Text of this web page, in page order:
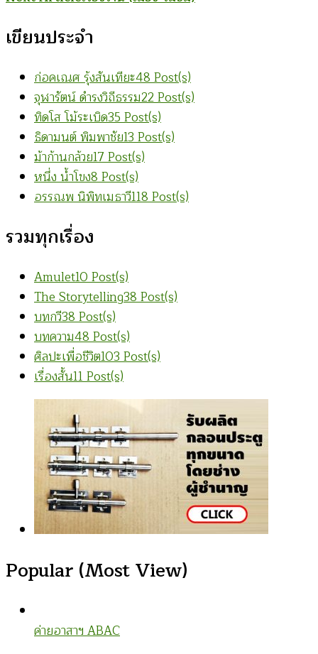
Navigation
เขียนประจำ
ก่อคเณศ รุ้งสันเทียะ48 Post(s)
จุฬารัตน์ ดำรงวิถีธรรม22 Post(s)
ทิดโส โม้ระเบิด35 Post(s)
ธิดามนต์ พิมพาชัย13 Post(s)
ม้าก้านกล้วย17 Post(s)
หนึ่ง น้ำโขง8 Post(s)
อรรณพ นิพิทเมธาวี118 Post(s)
รวมทุกเรื่อง
Amulet10 Post(s)
The Storytelling38 Post(s)
บทกวี38 Post(s)
บทความ48 Post(s)
ศิลปะเพื่อชีวิต103 Post(s)
เรื่องสั้น11 Post(s)
Popular (Most View)
ค่ายอาสาฯ ABAC